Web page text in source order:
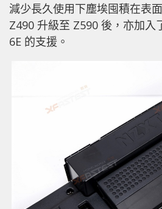
減少長久使用下塵埃囤積在表
Z490 升級至 Z590 後，亦加入
6E 的支援。